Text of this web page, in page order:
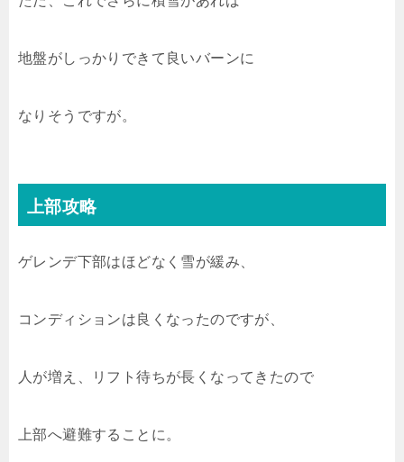
地盤がしっかりできて良いバーンに
なりそうですが。
上部攻略
ゲレンデ下部はほどなく雪が緩み、
コンディションは良くなったのですが、
人が増え、リフト待ちが長くなってきたので
上部へ避難することに。